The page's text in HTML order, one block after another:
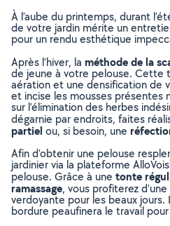
À l’aube du printemps, durant
de votre jardin mérite un
pour un rendu esthétique
Après l’hiver, la méthode de la
de jeune à votre pelouse. Cette
aération et une densification de
et incise les mousses présentes
sur l’élimination des herbes
dégarnie par endroits, faites
partiel ou, si besoin, une
Afin d’obtenir une pelouse
jardinier via la plateforme
pelouse. Grâce à une tonte
ramassage, vous profiterez
verdoyante pour les beaux jours.
bordure peaufinera le travail